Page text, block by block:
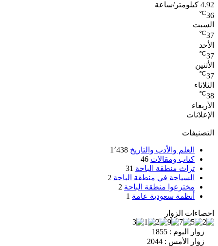
4.92 كيلومتر/ساعة
36
℃
السبت
37
℃
الأحد
37
℃
الأثنين
37
℃
الثلاثاء
38
℃
الأربعاء
الإعلانات
التصنيفات
العلم والأدب والتاريخ 1٬438
كتاب ومقالات 46
تراث منطقة الباحة 31
السياحة في منطقة الباحة 2
مخترعوا منطقة الباحة 2
أنظمة سعودية عامة 1
احصاءات الزوار
زوار اليوم : 1855
زوار الأمس : 2044